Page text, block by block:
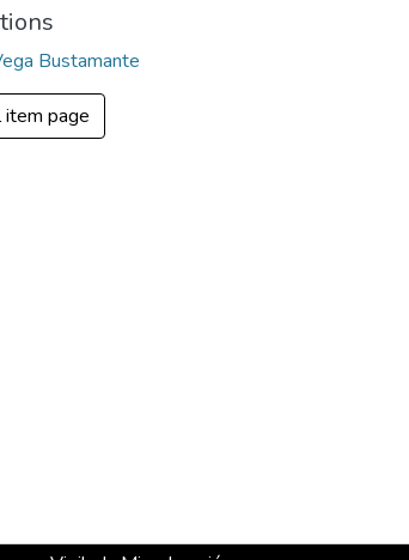
Bustamante
item page